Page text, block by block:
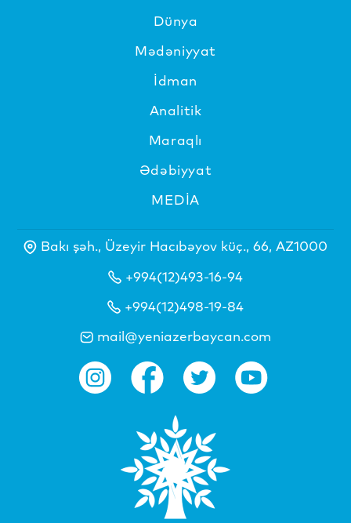
Dünya
Mədəniyyat
İdman
Analitik
Maraqlı
Ədəbiyyat
MEDİA
Bakı şəh., Üzeyir Hacıbəyov küç., 66, AZ1000
+994(12)493-16-94
+994(12)498-19-84
mail@yeniazerbaycan.com